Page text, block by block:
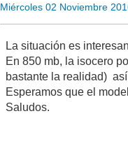
Miércoles 02 Noviembre
La situación es
En 850 mb, la isocero
bastante la realidad)
Esperamos que el
Saludos.